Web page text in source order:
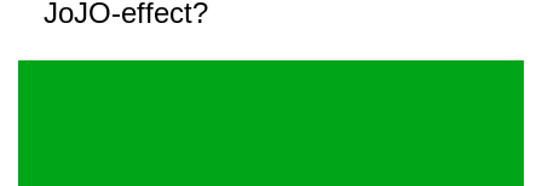
JoJO-effect?